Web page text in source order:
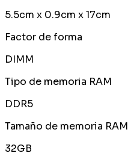
5.5cm x 0.9cm x 17cm
Factor de forma
DIMM
Tipo de memoria RAM
DDR5
Tamaño de memoria RAM
32GB